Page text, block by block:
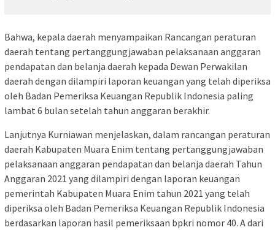
Bahwa, kepala daerah menyampaikan Rancangan peraturan
daerah tentang pertanggungjawaban pelaksanaan anggaran
pendapatan dan belanja daerah kepada Dewan Perwakilan
daerah dengan dilampiri laporan keuangan yang telah diperiksa
oleh Badan Pemeriksa Keuangan Republik Indonesia paling
lambat 6 bulan setelah tahun anggaran berakhir.
Lanjutnya Kurniawan menjelaskan, dalam rancangan peraturan
daerah Kabupaten Muara Enim tentang pertanggungjawaban
pelaksanaan anggaran pendapatan dan belanja daerah Tahun
Anggaran 2021 yang dilampiri dengan laporan keuangan
pemerintah Kabupaten Muara Enim tahun 2021 yang telah
diperiksa oleh Badan Pemeriksa Keuangan Republik Indonesia
berdasarkan laporan hasil pemeriksaan bpkri nomor 40. A dari